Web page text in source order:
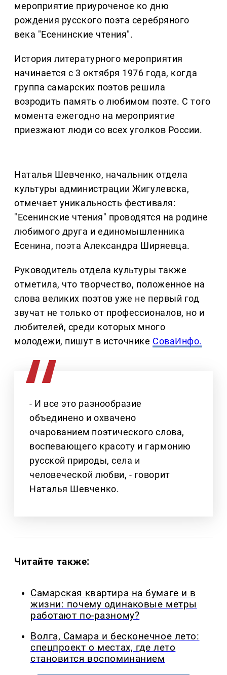
мероприятие приуроченое ко дню
рождения русского поэта серебряного
века "Есенинские чтения".
История литературного мероприятия
начинается с 3 октября 1976 года, когда
группа самарских поэтов решила
возродить память о любимом поэте. С того
момента ежегодно на мероприятие
приезжают люди со всех уголков России.
Наталья Шевченко, начальник отдела
культуры администрации Жигулевска,
отмечает уникальность фестиваля:
"Есенинские чтения" проводятся на родине
любимого друга и единомышленника
Есенина, поэта Александра Ширяевца.
Руководитель отдела культуры также
отметила, что творчество, положенное на
слова великих поэтов уже не первый год
звучат не только от профессионалов, но и
любителей, среди которых много
молодежи, пишут в источнике СоваИнфо.
- И все это разнообразие
объединено и охвачено
очарованием поэтического слова,
воспевающего красоту и гармонию
русской природы, села и
человеческой любви, - говорит
Наталья Шевченко.
Читайте также:
Самарская квартира на бумаге и в
жизни: почему одинаковые метры
работают по-разному?
Волга, Самара и бесконечное лето:
спецпроект о местах, где лето
становится воспоминанием